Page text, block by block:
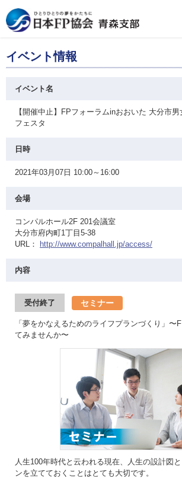
イベント情報
イベント名
【開催中止】FPフォーラムinおおいた 大分市
フェスタ
日時
2021年03月07日 10:00～16:00
会場
コンパルホール2F 201会議室
大分市府内町1丁目5-38
URL：
http://www.compalhall.jp/access/
内容
受付終了 セミナー
「夢をかなえるためのライフプランづくり」〜
てみませんか〜
人生100年時代と云われる現在、人生の設計図
ンを立てておくことはとても大切です。